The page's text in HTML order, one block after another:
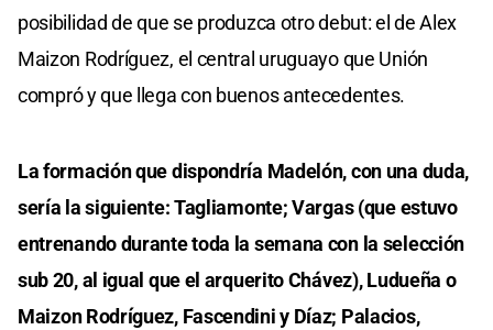
posibilidad de que se produzca otro debut: el de Alex
Maizon Rodríguez, el central uruguayo que Unión
compró y que llega con buenos antecedentes.
La formación que dispondría Madelón, con una duda,
sería la siguiente: Tagliamonte; Vargas (que estuvo
entrenando durante toda la semana con la selección
sub 20, al igual que el arquerito Chávez), Ludueña o
Maizon Rodríguez, Fascendini y Díaz; Palacios,